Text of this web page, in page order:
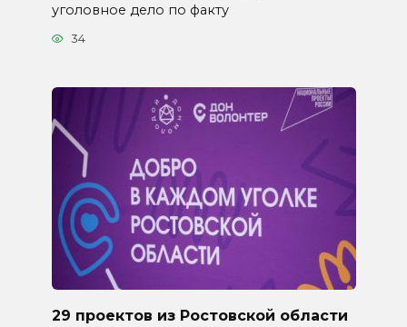
уголовное дело по факту
34
29 проектов из Ростовской области